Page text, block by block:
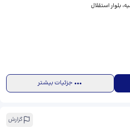
بلوار استقلال
جزئیات بیشتر
گزارش